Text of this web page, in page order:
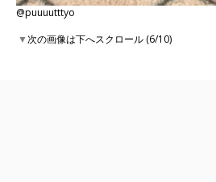
@puuuutttyo
▼次の画像は下へスクロール (6/10)